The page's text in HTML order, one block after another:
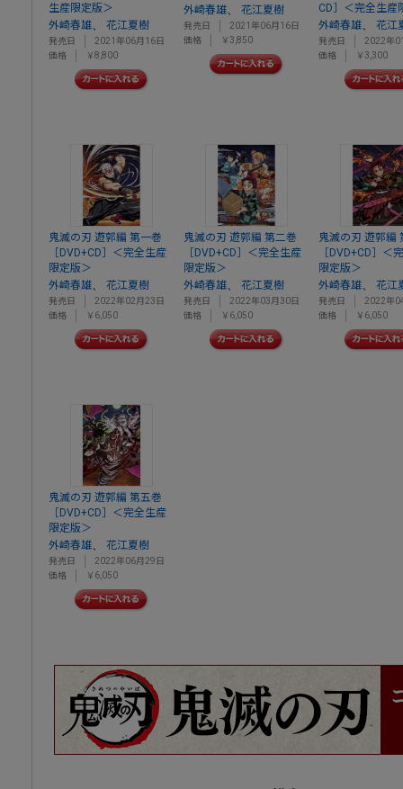
生産限定版＞
外崎春雄
花江夏樹
発売日
2021年06月16日
価格
￥8,800
外崎春雄
花江夏樹
発売日
2021年06月16日
価格
￥3,850
CD］＜完全生産
外崎春雄
花江
発売日
2022年
価格
￥3,300
鬼滅の刃 遊郭編 第一巻
［DVD+CD］＜完全生産
限定版＞
外崎春雄
花江夏樹
発売日
2022年02月23日
価格
￥6,050
鬼滅の刃 遊郭編 第二巻
［DVD+CD］＜完全生産
限定版＞
外崎春雄
花江夏樹
発売日
2022年03月30日
価格
￥6,050
鬼滅の刃 遊郭編
［DVD+CD］＜
限定版＞
外崎春雄
花江
発売日
2022年
価格
￥6,050
鬼滅の刃 遊郭編 第五巻
［DVD+CD］＜完全生産
限定版＞
外崎春雄、 花江夏樹
発売日
2022年06月29日
価格
￥6,050